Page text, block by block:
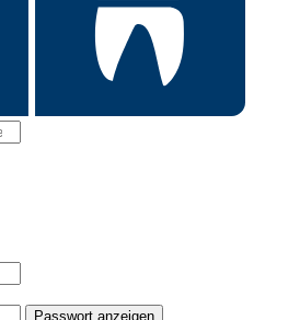
Passwort anzeigen